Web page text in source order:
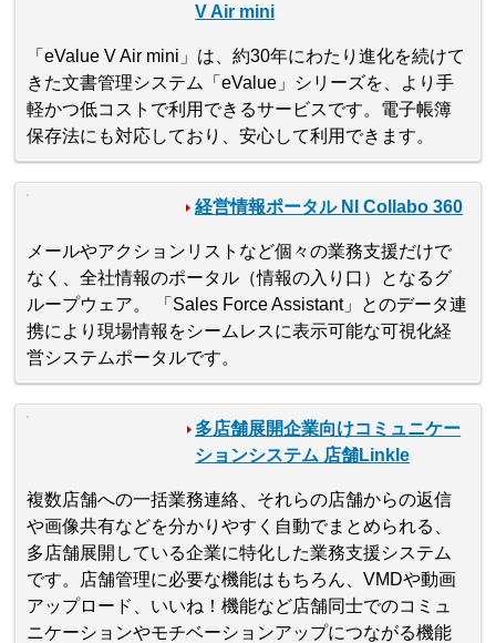
V Air mini
「eValue V Air mini」は、約30年にわたり進化を続けて
きた文書管理システム「eValue」シリーズを、より手
軽かつ低コストで利用できるサービスです。電子帳簿
保存法にも対応しており、安心して利用できます。
経営情報ポータル NI Collabo 360
メールやアクションリストなど個々の業務支援だけで
なく、全社情報のポータル（情報の入り口）となるグ
ループウェア。 「Sales Force Assistant」とのデータ連
携により現場情報をシームレスに表示可能な可視化経
営システムポータルです。
多店舗展開企業向けコミュニケー
ションシステム 店舗Linkle
複数店舗への一括業務連絡、それらの店舗からの返信
や画像共有などを分かりやすく自動でまとめられる、
多店舗展開している企業に特化した業務支援システム
です。店舗管理に必要な機能はもちろん、VMDや動画
アップロード、いいね！機能など店舗同士でのコミュ
ニケーションやモチベーションアップにつながる機能